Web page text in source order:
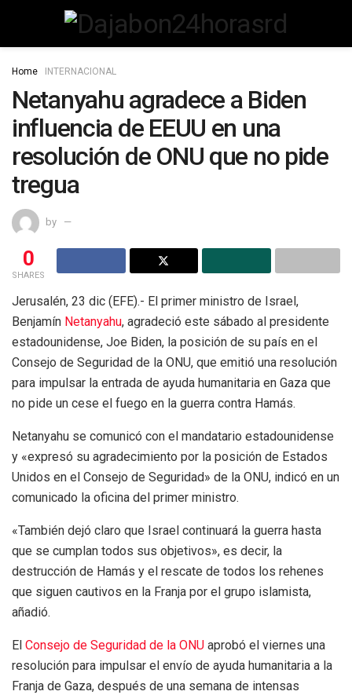
Home INTERNACIONAL
Netanyahu agradece a Biden
influencia de EEUU en una
resolución de ONU que no pide
tregua
by
0
SHARES
Jerusalén, 23 dic (EFE).- El primer ministro de Israel,
Benjamín Netanyahu, agradeció este sábado al presidente
estadounidense, Joe Biden, la posición de su país en el
Consejo de Seguridad de la ONU, que emitió una resolución
para impulsar la entrada de ayuda humanitaria en Gaza que
no pide un cese el fuego en la guerra contra Hamás.
Netanyahu se comunicó con el mandatario estadounidense
y «expresó su agradecimiento por la posición de Estados
Unidos en el Consejo de Seguridad» de la ONU, indicó en un
comunicado la oficina del primer ministro.
«También dejó claro que Israel continuará la guerra hasta
que se cumplan todos sus objetivos», es decir, la
destrucción de Hamás y el rescate de todos los rehenes
que siguen cautivos en la Franja por el grupo islamista,
añadió.
El Consejo de Seguridad de la ONU aprobó el viernes una
resolución para impulsar el envío de ayuda humanitaria a la
Franja de Gaza, después de una semana de intensas